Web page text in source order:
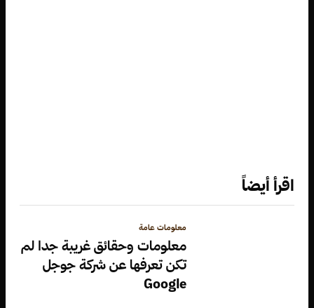
اقرأ أيضاً
معلومات عامة
معلومات وحقائق غريبة جدا لم
تكن تعرفها عن شركة جوجل
Google